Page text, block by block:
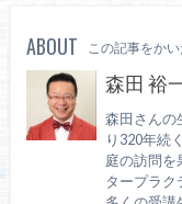
ABOUT この記事をかい
森田 裕
森田さんの
り320年続
庭の訪問を
タープラ